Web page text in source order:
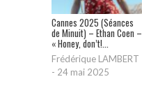
Cannes 2025 (Séances
de Minuit) – Ethan Coen –
« Honey, don’t!...
Frédérique LAMBERT
- 24 mai 2025